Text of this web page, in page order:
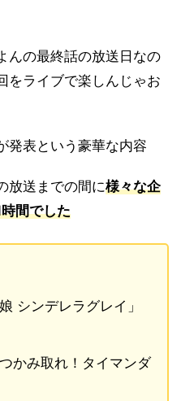
んの最終話の放送日なの
をライブで楽しんじゃお
発表という豪華な内容
放送までの間に様々な企
間でした
シンデレラグレイ」
かみ取れ！タイマンダ